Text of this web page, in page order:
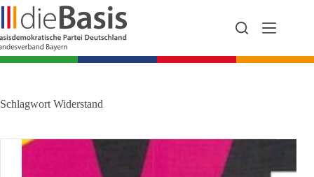
Zum
Inhalt
springen
Schlagwort Widerstand